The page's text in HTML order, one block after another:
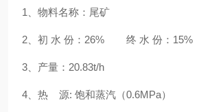
1、物料名称：尾矿
2、初 水 份：26% 终 水 份：15%
3、产量：20.83t/h
4、热 源: 饱和蒸汽（0.6MPa）